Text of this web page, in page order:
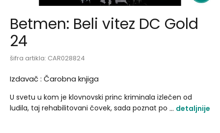
Betmen: Beli vitez DC Gold
24
šifra artikla: CAR028824
Izdavač : Čarobna knjiga
U svetu u kom je klovnovski princ kriminala izlečen od
ludila, taj rehabilitovani čovek, sada poznat pod imenom
detaljnije